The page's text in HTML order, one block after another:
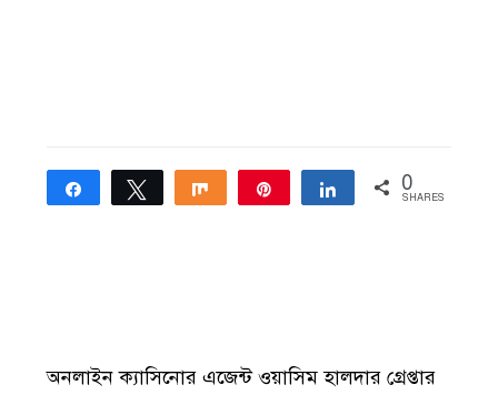
Share Tweet Share Share 0
SHARES
অনলাইন ক্যাসিনোর এজেন্ট ওয়াসিম হালদার গ্রেপ্তার